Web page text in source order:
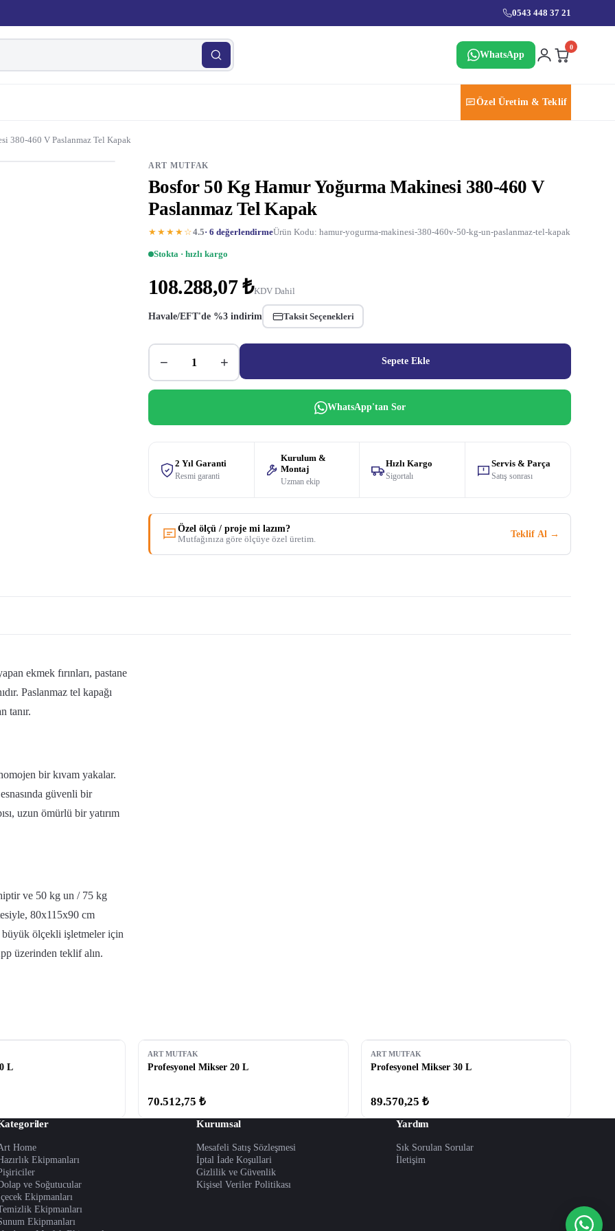
0543 448 37 21
WhatsApp
0
Özel Üretim & Teklif
380-460 V Paslanmaz Tel Kapak
ART MUTFAK
Bosfor 50 Kg Hamur Yoğurma Makinesi 380-460 V
Paslanmaz Tel Kapak
★★★★☆4.5· 6 değerlendirmeÜrün Kodu: hamur-yogurma-makinesi-380-460v-50-kg-un-paslanmaz-tel-kapak
Stokta · hızlı kargo
108.288,07 ₺KDV Dahil
Havale/EFT'de %3 indirim Taksit Seçenekleri
− + Sepete Ekle
WhatsApp'tan Sor
2 Yıl Garanti
Resmi garanti
Kurulum &
Montaj
Uzman ekip
Hızlı Kargo
Sigortalı
Servis & Parça
Satış sonrası
Özel ölçü / proje mi lazım?
Mutfağınıza göre ölçüye özel üretim.
Teklif Al →
ekmek fırınları, pastane
Paslanmaz tel kapağı
tanır.
bir kıvam yakalar.
güvenli bir
uzun ömürlü bir yatırım
ve 50 kg un / 75 kg
80x115x90 cm
büyük ölçekli işletmeler için
üzerinden teklif alın.
L
ART MUTFAK
Profesyonel Mikser 20 L
70.512,75 ₺
ART MUTFAK
Profesyonel Mikser 30 L
89.570,25 ₺
Home
Ekipmanları
ve Soğutucular
Ekipmanları
Ekipmanları
Ekipmanları
Kurumsal
Mesafeli Satış Sözleşmesi
İptal İade Koşullari
Gizlilik ve Güvenlik
Kişisel Veriler Politikası
Yardım
Sık Sorulan Sorular
İletişim